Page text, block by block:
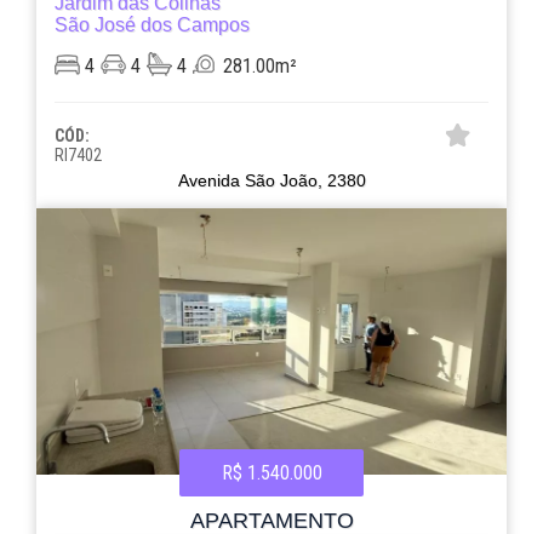
São José dos Campos
4 4 4 281.00m²
CÓD:
RI7402
Avenida São João, 2380
R$ 1.540.000
APARTAMENTO